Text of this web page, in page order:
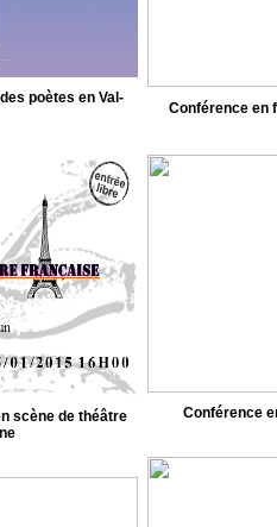
poètes en Val-
scène de théâtre
Conférence en
Conférence